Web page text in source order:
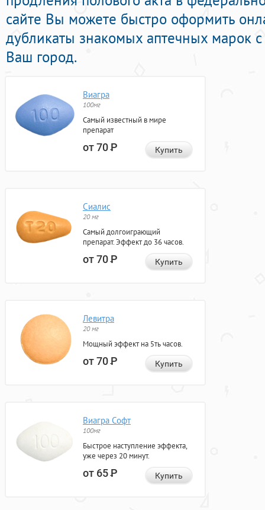
сайте Вы можете быстро оформить
дубликаты знакомых аптечных марок с
Ваш город.
Виагра
100мг
Самый известный в мире
препарат
от 70Р Купить
Сиалис
20 мг
Самый долгоиграющий
препарат. Эффект до 36 часов.
от 70Р Купить
Левитра
20 мг
Мощный эффект на 5ть часов.
от 70Р Купить
Виагра Софт
100мг
Быстрое наступление эффекта,
уже через 20 минут.
от 65Р Купить